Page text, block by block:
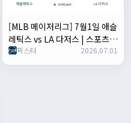
[MLB 메이저리그] 7월1일 애슬
레틱스 vs LA 다저스 | 스포츠
분석 무료 중계 토친놈
픽스터 2026.07.01